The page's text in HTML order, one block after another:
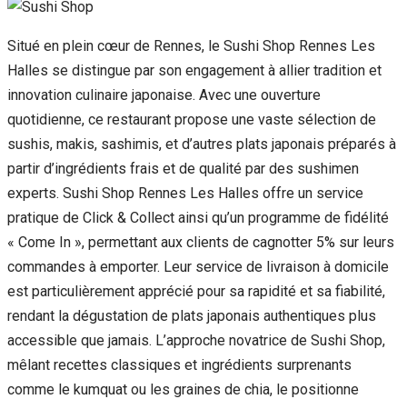
Situé en plein cœur de Rennes, le Sushi Shop Rennes Les
Halles se distingue par son engagement à allier tradition et
innovation culinaire japonaise. Avec une ouverture
quotidienne, ce restaurant propose une vaste sélection de
sushis, makis, sashimis, et d’autres plats japonais préparés à
partir d’ingrédients frais et de qualité par des sushimen
experts. Sushi Shop Rennes Les Halles offre un service
pratique de Click & Collect ainsi qu’un programme de fidélité
« Come In », permettant aux clients de cagnotter 5% sur leurs
commandes à emporter. Leur service de livraison à domicile
est particulièrement apprécié pour sa rapidité et sa fiabilité,
rendant la dégustation de plats japonais authentiques plus
accessible que jamais. L’approche novatrice de Sushi Shop,
mêlant recettes classiques et ingrédients surprenants
comme le kumquat ou les graines de chia, le positionne